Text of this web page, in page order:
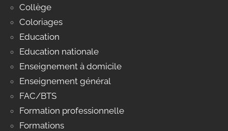
Collège
Coloriages
Education
Education nationale
Enseignement à domicile
Enseignement général
FAC/BTS
Formation professionnelle
Formations